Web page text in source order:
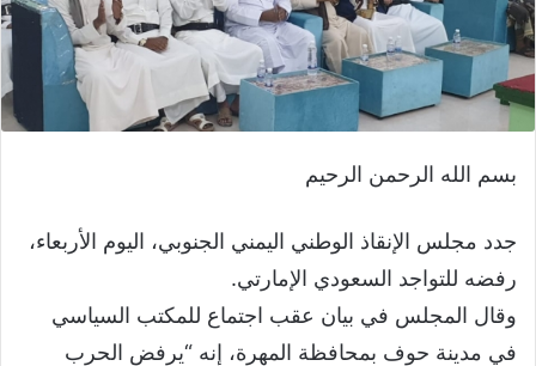
بسم الله الرحمن الرحيم
جدد مجلس الإنقاذ الوطني اليمني الجنوبي، اليوم الأربعاء،
رفضه للتواجد السعودي الإمارتي.
وقال المجلس في بيان عقب اجتماع للمكتب السياسي
في مدينة حوف بمحافظة المهرة، إنه “يرفض الحرب